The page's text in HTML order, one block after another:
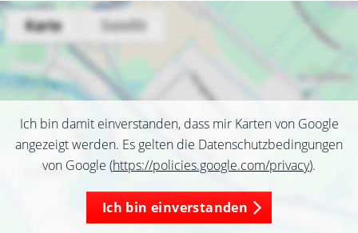
Ich bin damit einverstanden, dass mir Karten von Google
angezeigt werden. Es gelten die Datenschutzbedingungen
von Google (https://policies.google.com/privacy).
Ich bin einverstanden